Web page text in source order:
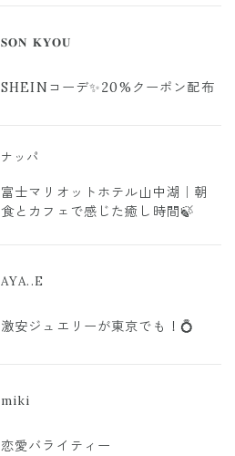
𝐒𝐎𝐍 𝐊𝐘𝐎𝐔
SHEINコーデ✨20%クーポン配布
ナッパ
富士マリオットホテル山中湖｜朝
食とカフェで感じた癒し時間🍃
AYA..E
激安ジュエリーが東京でも！💍
miki
恋愛バライティー